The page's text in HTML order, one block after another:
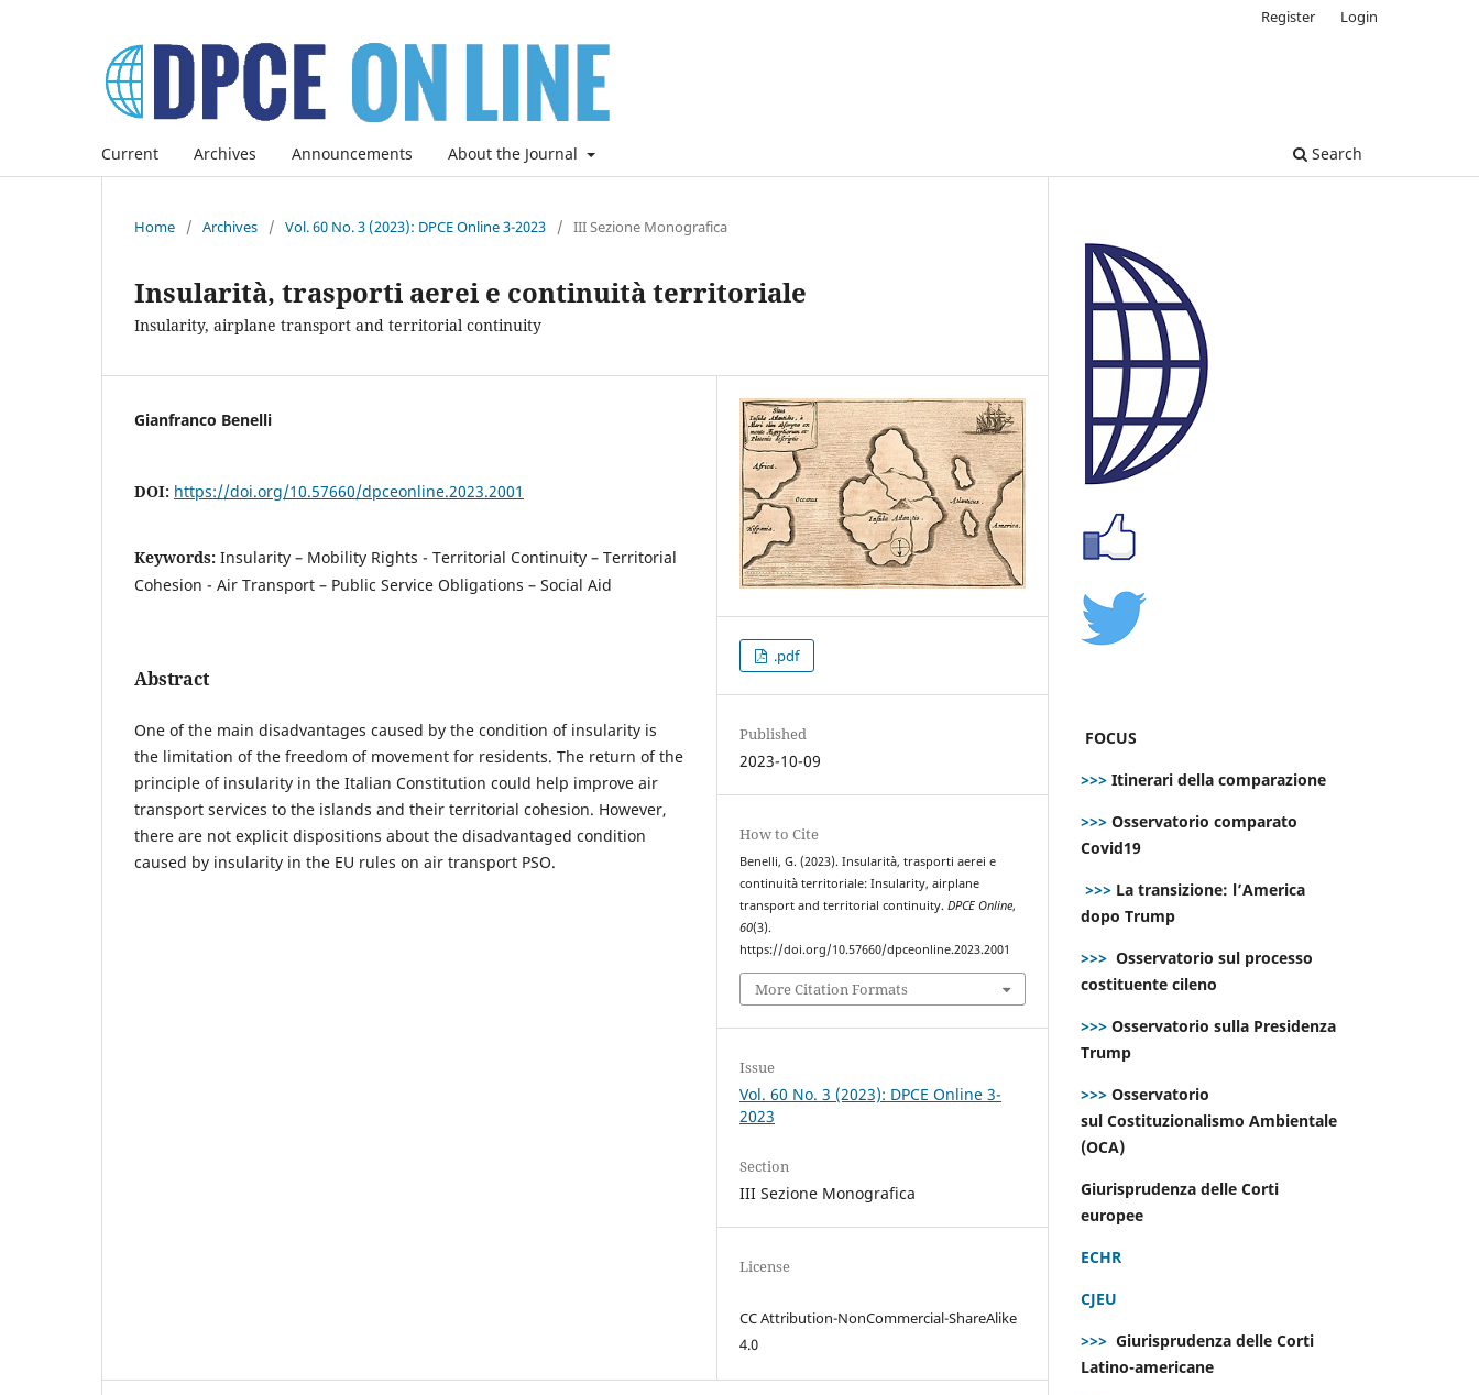
Current Archives Announcements About the Journal Search
Register Login
Home / Archives / Vol. 60 No. 3 (2023): DPCE Online 3-2023 / III Sezione Monografica
Insularità, trasporti aerei e continuità territoriale
Insularity, airplane transport and territorial continuity
Gianfranco Benelli
DOI: https://doi.org/10.57660/dpceonline.2023.2001
Keywords: Insularity – Mobility Rights - Territorial Continuity – Territorial
Cohesion - Air Transport – Public Service Obligations – Social Aid
Abstract
One of the main disadvantages caused by the condition of insularity is
the limitation of the freedom of movement for residents. The return of the
principle of insularity in the Italian Constitution could help improve air
transport services to the islands and their territorial cohesion. However,
there are not explicit dispositions about the disadvantaged condition
caused by insularity in the EU rules on air transport PSO.
.pdf
Published
2023-10-09
How to Cite
Benelli, G. (2023). Insularità, trasporti aerei e
continuità territoriale: Insularity, airplane
transport and territorial continuity.DPCE Online,
60(3).
https://doi.org/10.57660/dpceonline.2023.2001
More Citation Formats
Issue
Vol. 60 No. 3 (2023): DPCE Online 3-
2023
Section
III Sezione Monografica
License
CC Attribution-NonCommercial-ShareAlike
4.0
FOCUS
>>> Itinerari della comparazione
>>> Osservatorio comparato
Covid19
>>> La transizione: l’America
dopo Trump
>>> Osservatorio sul processo
costituente cileno
>>> Osservatorio sulla Presidenza
Trump
>>> Osservatorio
sul Costituzionalismo Ambientale
(OCA)
Giurisprudenza delle Corti
europee
ECHR
CJEU
>>> Giurisprudenza delle Corti
Latino-americane